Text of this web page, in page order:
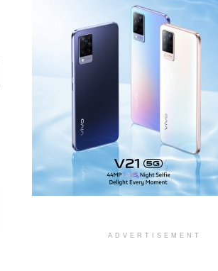
ADVERTISEMENT